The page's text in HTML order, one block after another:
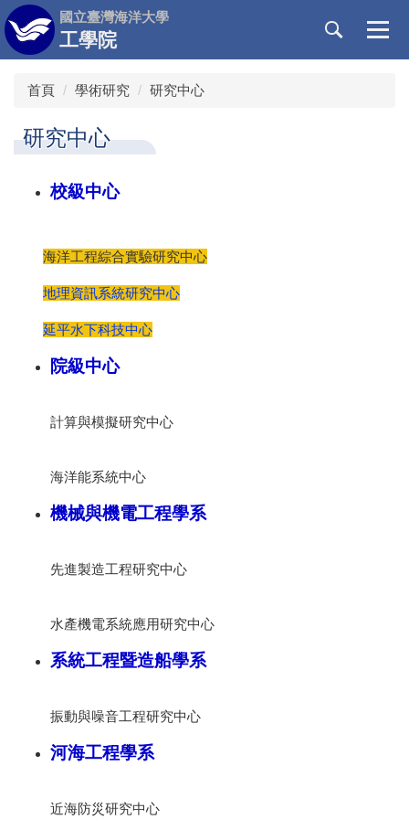
跳
到
主
國立臺灣海洋大學
工學院
首頁 學術研究 研究中心
研究中心
校級中心
海洋工程綜合實驗研究中心
地理資訊系統研究中心
延平水下科技中心
院級中心
計算與模擬研究中心
海洋能系統中心
機械與機電工程學系
先進製造工程研究中心
水產機電系統應用研究中心
系統工程暨造船學系
振動與噪音工程研究中心
河海工程學系
近海防災研究中心